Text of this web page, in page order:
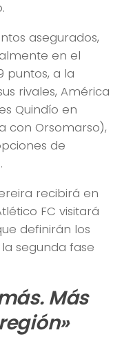
asegurados,
en el
puntos, a la
rivales, América
Quindío en
con Orsomarso),
de
recibirá en
FC visitará
definirán los
segunda fase
Más